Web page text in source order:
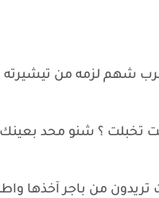
شهم لزمه من تيشيرته
تخبلت ؟ شنو محد
من باجر آخذها